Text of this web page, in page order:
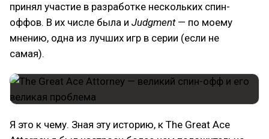
принял участие в разработке нескольких спин-
оффов. В их числе была и Judgment— по моему
мнению, одна из лучших игр в серии (если не
самая).
Я это к чему. Зная эту историю, к The Great Ace